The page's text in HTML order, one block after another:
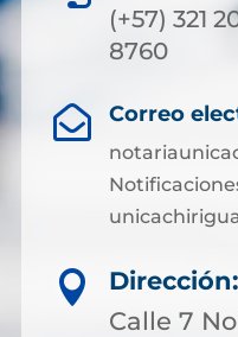
(+57) 321
8760
 Correo

Dirección:
Calle 7